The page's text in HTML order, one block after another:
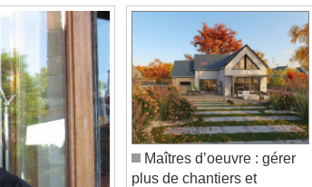
Maîtres d’oeuvre : gérer
plus de chantiers et
respecter les délais